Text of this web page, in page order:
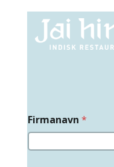
Firmanavn *